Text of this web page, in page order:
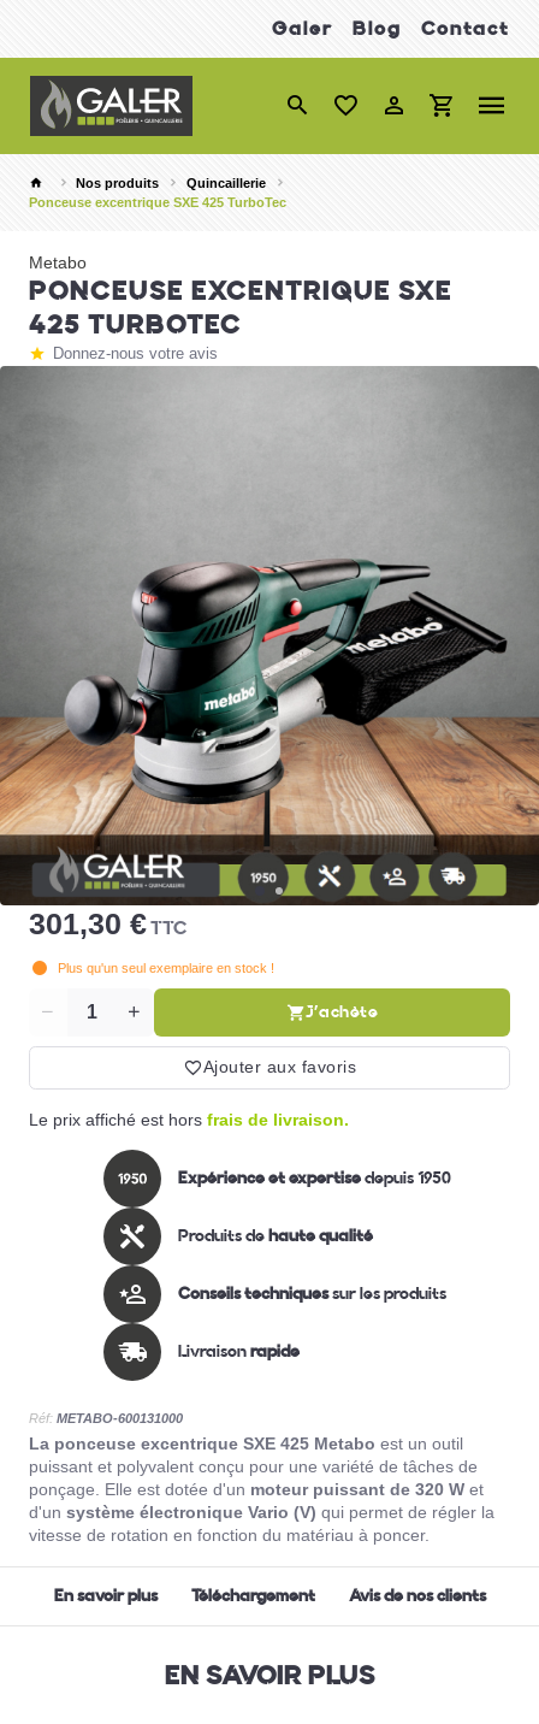
Galer Blog Contact
Nos produits
Quincaillerie
Ponceuse excentrique SXE 425 TurboTec
Metabo
PONCEUSE EXCENTRIQUE SXE
425 TURBOTEC
Donnez-nous votre avis
301,30 €TTC
Plus qu'un seul exemplaire en stock !
Quantité J'achète
Ajouter aux favoris
Le prix affiché est hors frais de livraison.
Expérience et expertisedepuis 1950
Produits dehaute qualité
Conseils techniquessur les produits
Livraisonrapide
Réf: METABO-600131000
La ponceuse excentrique SXE 425 Metabo est un outil
puissant et polyvalent conçu pour une variété de tâches de
ponçage.
Elle est dotée d'un moteur puissant de 320 W et
d'un système électronique Vario (V) qui permet de régler la
vitesse de rotation en fonction du matériau à poncer.
En savoir plus Téléchargement Avis de nos clients
EN SAVOIR PLUS